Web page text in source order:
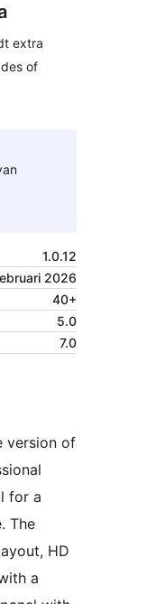
extra
of
1.0.12
2026
40+
5.0
7.0
version of
for a
The
HD
a